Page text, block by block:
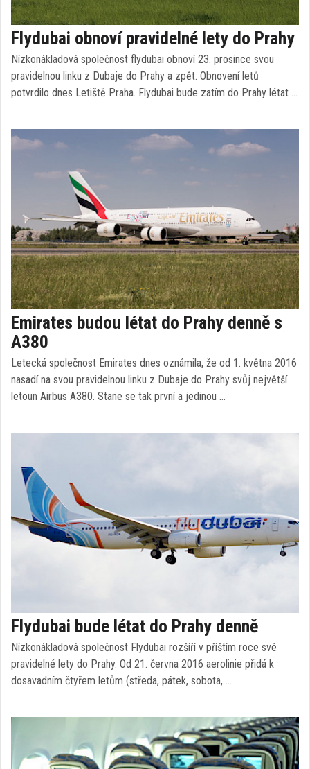
Flydubai obnoví pravidelné lety do Prahy
Nízkonákladová společnost flydubai obnoví 23. prosince svou
pravidelnou linku z Dubaje do Prahy a zpět. Obnovení letů
potvrdilo dnes Letiště Praha. Flydubai bude zatím do Prahy létat …
Emirates budou létat do Prahy denně s
A380
Letecká společnost Emirates dnes oznámila, že od 1. května 2016
nasadí na svou pravidelnou linku z Dubaje do Prahy svůj největší
letoun Airbus A380. Stane se tak první a jedinou …
Flydubai bude létat do Prahy denně
Nízkonákladová společnost Flydubai rozšíří v příštím roce své
pravidelné lety do Prahy. Od 21. června 2016 aerolinie přidá k
dosavadním čtyřem letům (středa, pátek, sobota, …